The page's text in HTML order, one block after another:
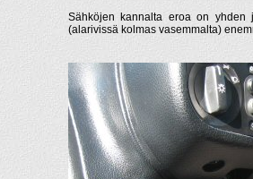
Sähköjen kannalta eroa on
(alarivissä kolmas vasemmalta)